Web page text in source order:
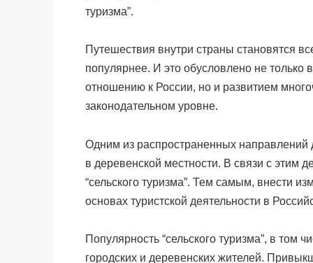
туризма”.
Путешествия внутри страны становятся
популярнее. И это обусловлено не
отношению к России, но и развитием
законодательном уровне.
Одним из распространенных направлений
в деревенской местности. В связи с этим
“сельского туризма”. Тем самым, внести
основах туристской деятельности в
Популярность “сельского туризма”, в том
городских и деревенских жителей.